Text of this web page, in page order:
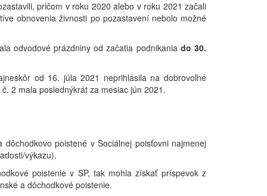
pričom v roku 2020 alebo v roku 2021 začali
obnovenia živnosti po pozastavení nebolo možné
odvodové prázdniny od začatia podnikania do 30.
od 16. júla 2021 neprihlásila na dobrovoľné
2 mala poslednýkrát za mesiac jún 2021.
poistené v Sociálnej poisťovni najmenej
výkazu).
poistenie v SP, tak mohla získať príspevok z
a dôchodkové poistenie.